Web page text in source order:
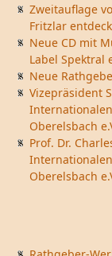
Zweitauflage
Fritzlar
Neue CD mit
Label Spektral
Neue
Vizepräsident
Oberelsbach
Prof. Dr.
Oberelsbach